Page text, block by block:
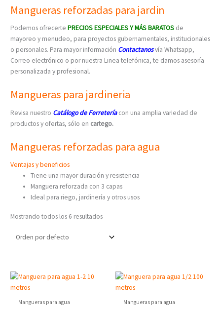
Mangueras reforzadas para jardin
Podemos ofrecertePRECIOS ESPECIALES Y MÁS BARATOS de
mayoreo y menudeo, para proyectos gubernamentales, institucionales
o personales. Para mayor información Contactanosvía Whatsapp,
Correo electrónico o por nuestra Linea telefónica, te damos asesoría
personalizada y profesional.
Mangueras para jardineria
Revisa nuestro Catálogo de Ferreteríacon una amplia variedad de
productos y ofertas, sólo en cartego.
Mangueras reforzadas para agua
Ventajas y beneficios
Tiene una mayor duración y resistencia
Manguera reforzada con 3 capas
Ideal para riego, jardinería y otros usos
Mostrando todos los 6 resultados
Mangueras para agua Mangueras para agua